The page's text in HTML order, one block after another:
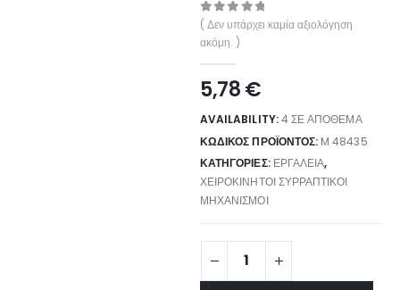
0out of 5
( Δεν υπάρχει καμία αξιολόγηση
ακόμη. )
5,78€
AVAILABILITY:4 ΣΕ ΑΠΌΘΕΜΑ
ΚΩΔΙΚΌΣ ΠΡΟΪΌΝΤΟΣ: M 48435
ΚΑΤΗΓΟΡΊΕΣ: ΕΡΓΑΛΕΊΑ,
ΧΕΙΡΟΚΊΝΗΤΟΙ ΣΥΡΡΑΠΤΙΚΟΊ
ΜΗΧΑΝΙΣΜΟΊ